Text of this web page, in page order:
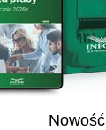
Nowość